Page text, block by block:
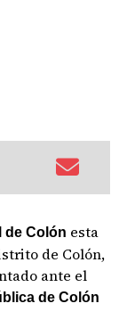
de Colón esta
de Colón,
ante el
de Colón